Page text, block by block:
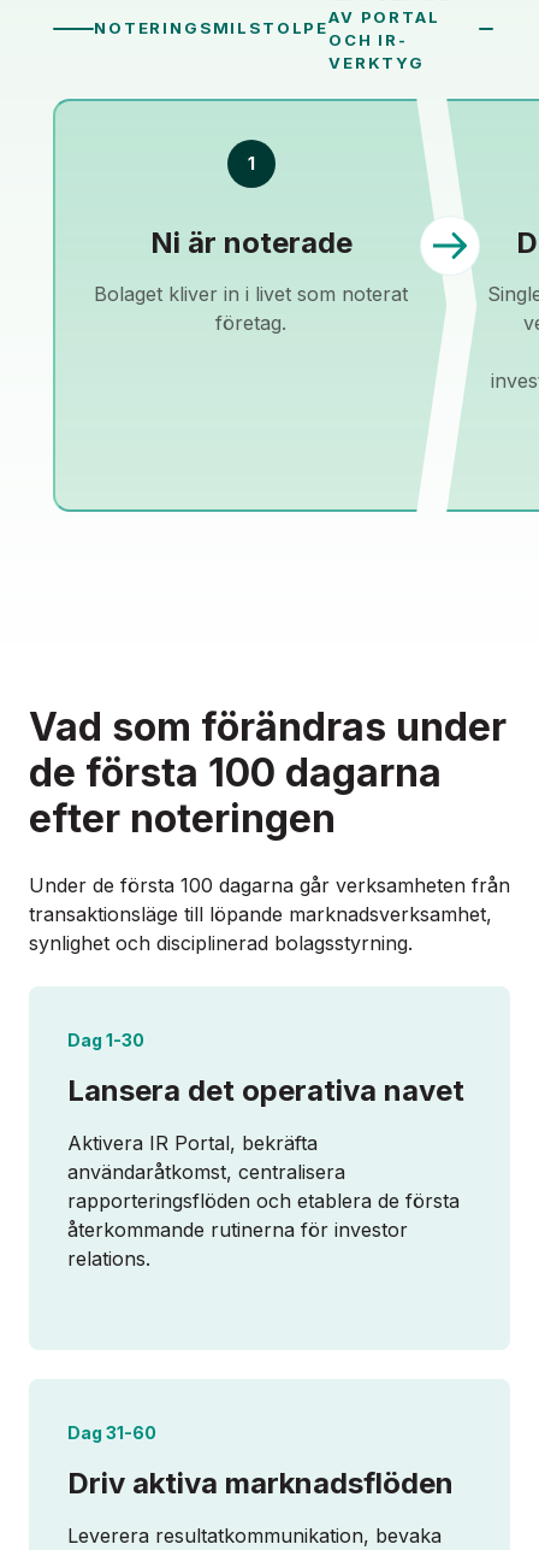
NOTERINGSMILSTOLPE
AV PORTAL
OCH IR-
VERKTYG
1
Ni är noterade
Bolaget kliver in i livet som noterat
företag.
Vad som förändras under
de första 100 dagarna
efter noteringen
Under de första 100 dagarna går verksamheten från
transaktionsläge till löpande marknadsverksamhet,
synlighet och disciplinerad bolagsstyrning.
Dag 1-30
Lansera det operativa navet
Aktivera IR Portal, bekräfta
användaråtkomst, centralisera
rapporteringsflöden och etablera de första
återkommande rutinerna för investor
relations.
Dag 31-60
Driv aktiva marknadsflöden
Leverera resultatkommunikation, bevaka